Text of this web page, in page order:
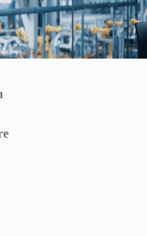
a los clientes
analizan sus causas y
de recursos, inventario,
etc.
y puntual. Nuestros
de la producción que